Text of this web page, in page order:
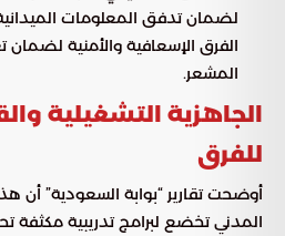
لضمان تدفق المعلومات
الفرق الإسعافية والأمنية
المشعر.
الجاهزية التشغيلية
للفرق
أوضحت تقارير “بوابة السعودية” أن
المدني تخضع لبرامج تدريبية مكثفة